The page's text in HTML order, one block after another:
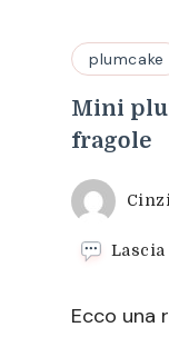
plumcake
Mini
fragole
Lascia
Ecco una